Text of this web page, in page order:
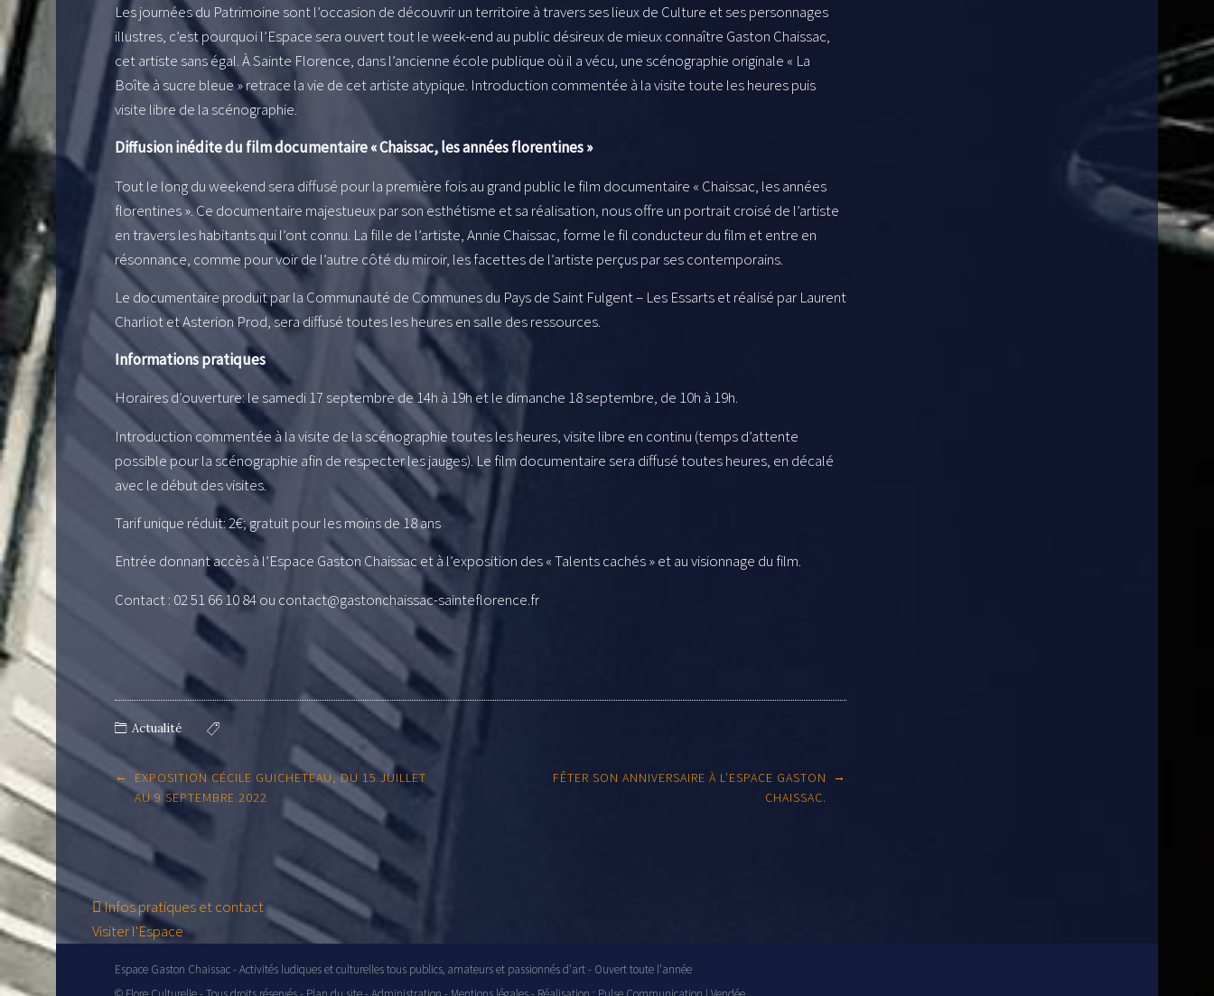
Les journées du Patrimoine sont l’occasion de découvrir un territoire à travers ses lieux de Culture et ses personnages
illustres, c’est pourquoi l’Espace sera ouvert tout le week-end au public désireux de mieux connaître Gaston Chaissac,
cet artiste sans égal. À Sainte Florence, dans l’ancienne école publique où il a vécu, une scénographie originale « La
Boîte à sucre bleue » retrace la vie de cet artiste atypique. Introduction commentée à la visite toute les heures puis
visite libre de la scénographie.
Diffusion inédite du film documentaire « Chaissac, les années florentines »
Tout le long du weekend sera diffusé pour la première fois au grand public le film documentaire « Chaissac, les années
florentines ». Ce documentaire majestueux par son esthétisme et sa réalisation, nous offre un portrait croisé de l’artiste
en travers les habitants qui l’ont connu. La fille de l’artiste, Annie Chaissac, forme le fil conducteur du film et entre en
résonnance, comme pour voir de l’autre côté du miroir, les facettes de l’artiste perçus par ses contemporains.
Le documentaire produit par la Communauté de Communes du Pays de Saint Fulgent – Les Essarts et réalisé par Laurent
Charliot et Asterion Prod, sera diffusé toutes les heures en salle des ressources.
Informations pratiques
Horaires d’ouverture: le samedi 17 septembre de 14h à 19h et le dimanche 18 septembre, de 10h à 19h.
Introduction commentée à la visite de la scénographie toutes les heures, visite libre en continu (temps d’attente
possible pour la scénographie afin de respecter les jauges). Le film documentaire sera diffusé toutes heures, en décalé
avec le début des visites.
Tarif unique réduit: 2€; gratuit pour les moins de 18 ans
Entrée donnant accès à l’Espace Gaston Chaissac et à l’exposition des « Talents cachés » et au visionnage du film.
Contact : 02 51 66 10 84 ou contact@gastonchaissac-sainteflorence.fr
Actualité
Post
navigation
←
EXPOSITION CÉCILE GUICHETEAU, DU 15 JUILLET
AU 9 SEPTEMBRE 2022
FÊTER SON ANNIVERSAIRE À L’ESPACE GASTON
CHAISSAC.
→
Infos pratiques et contact
Visiter l'Espace
Espace Gaston Chaissac - Activités ludiques et culturelles tous publics, amateurs et passionnés d'art - Ouvert toute l'année